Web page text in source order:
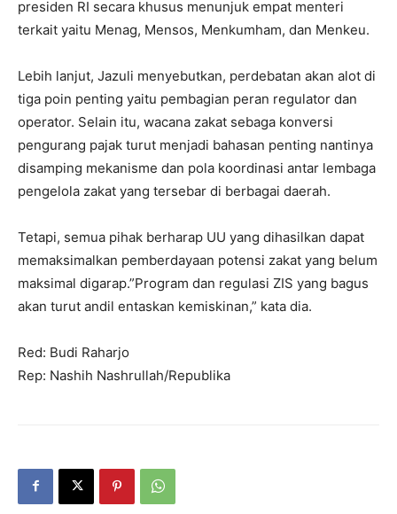
presiden RI secara khusus menunjuk empat menteri
terkait yaitu Menag, Mensos, Menkumham, dan Menkeu.
Lebih lanjut, Jazuli menyebutkan, perdebatan akan alot di
tiga poin penting yaitu pembagian peran regulator dan
operator. Selain itu, wacana zakat sebaga konversi
pengurang pajak turut menjadi bahasan penting nantinya
disamping mekanisme dan pola koordinasi antar lembaga
pengelola zakat yang tersebar di berbagai daerah.
Tetapi, semua pihak berharap UU yang dihasilkan dapat
memaksimalkan pemberdayaan potensi zakat yang belum
maksimal digarap.”Program dan regulasi ZIS yang bagus
akan turut andil entaskan kemiskinan,” kata dia.
Red: Budi Raharjo
Rep: Nashih Nashrullah/Republika